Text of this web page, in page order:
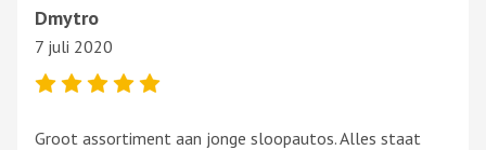
Dmytro
7 juli 2020
Groot assortiment aan jonge sloopautos. Alles staat